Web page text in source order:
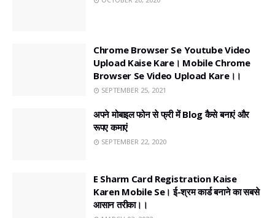
Chrome Browser Se Youtube Video
Upload Kaise Kare। Mobile Chrome
Browser Se Video Upload Kare।।
SEPTEMBER 25, 2021
अपने मोबाइल फोन से फ्री में Blog कैसे बनाएं और
रूपए कमाएं
SEPTEMBER 22, 2020
E Sharm Card Registration Kaise
Karen Mobile Se। ई-श्रम कार्ड बनाने का सबसे
आसान तरीका।।